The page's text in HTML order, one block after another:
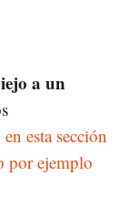
a un
en esta sección
por ejemplo